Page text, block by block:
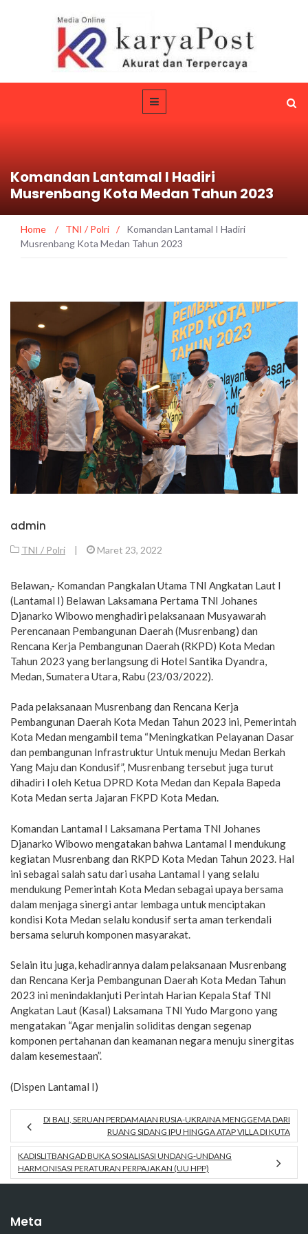
Komandan Lantamal I Hadiri
Musrenbang Kota Medan Tahun 2023
Home / TNI / Polri /
Komandan Lantamal I Hadiri
Musrenbang Kota Medan Tahun 2023
admin
TNI / Polri | Maret 23, 2022
Belawan,- Komandan Pangkalan Utama TNI Angkatan Laut I
(Lantamal I) Belawan Laksamana Pertama TNI Johanes
Djanarko Wibowo menghadiri pelaksanaan Musyawarah
Perencanaan Pembangunan Daerah (Musrenbang) dan
Rencana Kerja Pembangunan Daerah (RKPD) Kota Medan
Tahun 2023 yang berlangsung di Hotel Santika Dyandra,
Medan, Sumatera Utara, Rabu (23/03/2022).
Pada pelaksanaan Musrenbang dan Rencana Kerja
Pembangunan Daerah Kota Medan Tahun 2023 ini, Pemerintah
Kota Medan mengambil tema “Meningkatkan Pelayanan Dasar
dan pembangunan Infrastruktur Untuk menuju Medan Berkah
Yang Maju dan Kondusif”, Musrenbang tersebut juga turut
dihadiri l oleh Ketua DPRD Kota Medan dan Kepala Bapeda
Kota Medan serta Jajaran FKPD Kota Medan.
Komandan Lantamal I Laksamana Pertama TNI Johanes
Djanarko Wibowo mengatakan bahwa Lantamal I mendukung
kegiatan Musrenbang dan RKPD Kota Medan Tahun 2023. Hal
ini sebagai salah satu dari usaha Lantamal I yang selalu
mendukung Pemerintah Kota Medan sebagai upaya bersama
dalam menjaga sinergi antar lembaga untuk menciptakan
kondisi Kota Medan selalu kondusif serta aman terkendali
bersama seluruh komponen masyarakat.
Selain itu juga, kehadirannya dalam pelaksanaan Musrenbang
dan Rencana Kerja Pembangunan Daerah Kota Medan Tahun
2023 ini menindaklanjuti Perintah Harian Kepala Staf TNI
Angkatan Laut (Kasal) Laksamana TNI Yudo Margono yang
mengatakan “Agar menjalin soliditas dengan segenap
komponen pertahanan dan keamanan negara menuju sinergitas
dalam kesemestaan”.
(Dispen Lantamal I)
DI BALI, SERUAN PERDAMAIAN RUSIA-UKRAINA MENGGEMA DARI
RUANG SIDANG IPU HINGGA ATAP VILLA DI KUTA
KADISLITBANGAD BUKA SOSIALISASI UNDANG-UNDANG
HARMONISASI PERATURAN PERPAJAKAN (UU HPP)
Meta